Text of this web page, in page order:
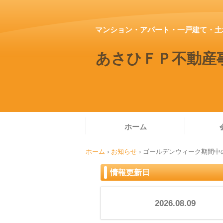
あさひＦＰ不動産
マンション・アパート・一戸建て・
ホーム
ホーム › お知らせ › ゴールデンウィーク期間中
情報更新日
2026.08.09